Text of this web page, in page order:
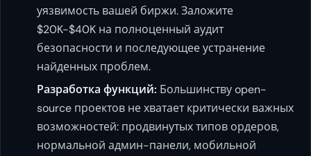
уязвимость вашей биржи. Заложите
$20K-$40K на полноценный аудит
безопасности и последующее устранение
найденных проблем.
Разработка функций: Большинству open-
source проектов не хватает критически важных
возможностей: продвинутых типов ордеров,
нормальной админ-панели, мобильной